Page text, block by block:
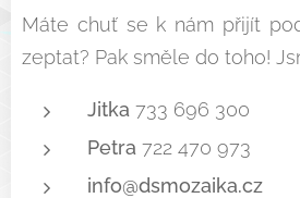
Máte chuť se k nám přijít
zeptat? Pak směle do toho!
Jitka 733 696 300
Petra 722 470 973
info@dsmozaika.cz